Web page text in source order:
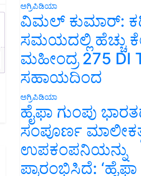
ಅಗ್ರಿಪಿಡಿಯಾ
ವಿಮಲ್ ಕುಮಾರ್:
ಸಮಯದಲ್ಲಿ ಹೆಚ್ಚು
ಮಹೀಂದ್ರ 275 DI
ಸಹಾಯದಿಂದ
ಅಗ್ರಿಪಿಡಿಯಾ
ಹೈಫಾ ಗುಂಪು
ಸಂಪೂರ್ಣ
ಉಪಕಂಪನಿಯನ್ನು
ಪ್ರಾರಂಭಿಸಿದೆ: ‘ಹೈಫಾ